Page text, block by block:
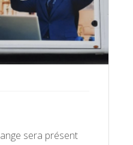
sera présent